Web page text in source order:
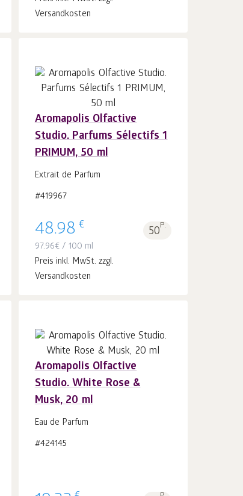
Versandkosten
Aromapolis Olfactive
Studio. Parfums Sélectifs 1
PRIMUM, 50 ml
Extrait de Parfum
#419967
48.98 € 50P.
97.96€/ 100 ml
Preis inkl. MwSt. zzgl.
Versandkosten
In
den Warenkorb
1
Stk.
Aromapolis Olfactive
Studio. White Rose &
Musk, 20 ml
Eau de Parfum
#424145
den Warenkorb